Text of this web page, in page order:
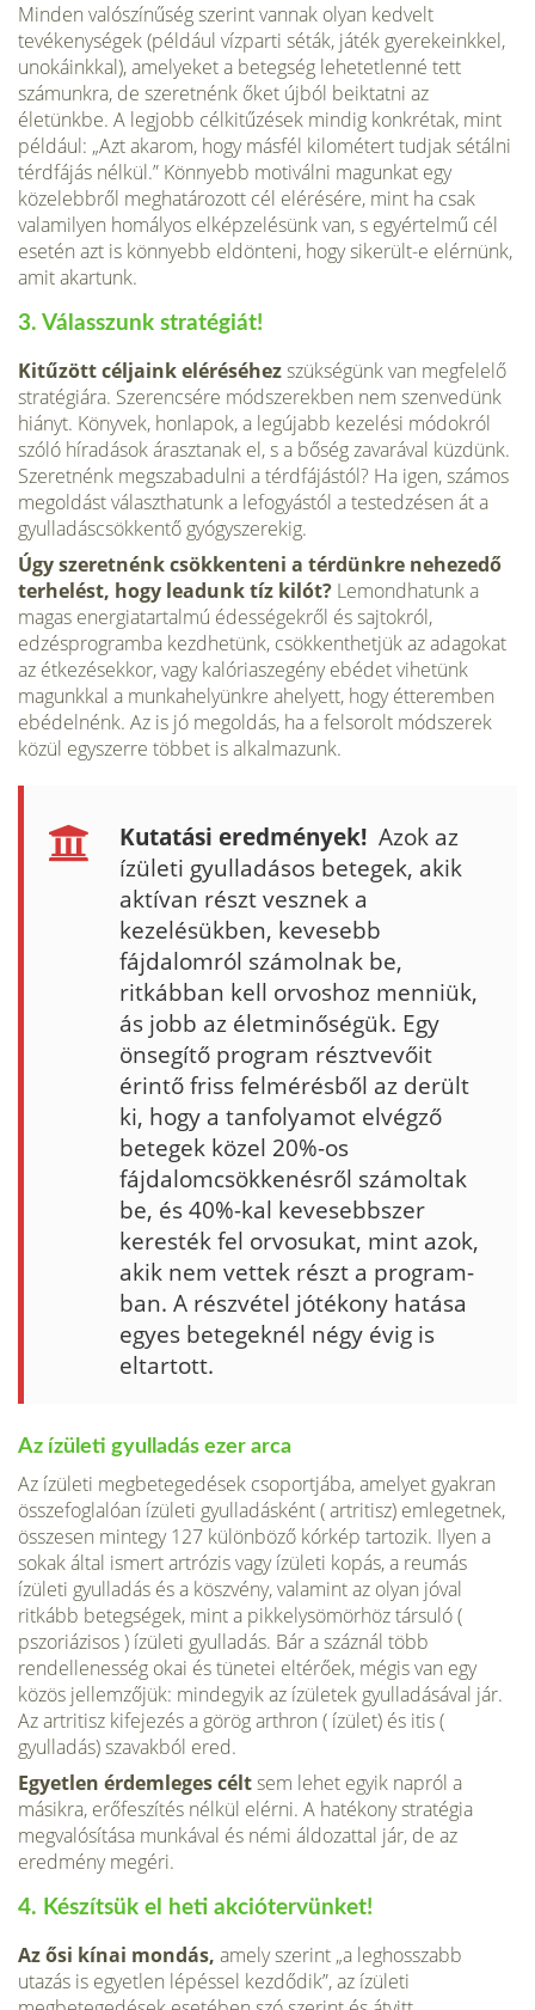
Minden valószínűség szerint vannak olyan kedvelt
tevékenysé­gek (például vízparti séták, játék gyerekeinkkel,
unokáinkkal), amelyeket a betegség lehetetlenné tett
számunkra, de szeret­nénk őket újból beiktatni az
életünkbe. A legjobb célkitűzések mindig konkrétak, mint
például: „Azt akarom, hogy másfél ki­lométert tudjak sétálni
térdfájás nélkül.” Könnyebb motiválni magunkat egy
közelebbről meghatározott cél elérésére, mint ha csak
valamilyen homályos elképzelésünk van, s egyértelmű cél
esetén azt is könnyebb eldönteni, hogy sikerült-e elérnünk,
amit akartunk.
3. Válasszunk stratégiát!
Kitűzött céljaink eléréséhezszükségünk van megfelelő
stratégi­ára. Szerencsére módszerekben nem szenvedünk
hiányt. Köny­vek, honlapok, a legújabb kezelési módokról
szóló híradások árasztanak el, s a bőség zavarával küzdünk.
Szeretnénk meg­szabadulni a térdfájástól? Ha igen, számos
megoldást választ­hatunk a lefogyástól a testedzésen át a
gyulladáscsökkentő gyógyszerekig.
Úgy szeretnénk csökkenteni a térdünkre nehe­zedő
terhelést, hogy leadunk tíz kilót? Lemondhatunk a
magas energiatartalmú édességekről és sajtokról,
edzésprogramba kezdhetünk, csökkenthetjük az adagokat
az étkezésekkor, vagy kalóriaszegény ebédet vihetünk
magunkkal a munkahelyünkre ahelyett, hogy étteremben
ebédelnénk. Az is jó megoldás, ha a felsorolt módszerek
közül egyszerre többet is alkalmazunk.
Kutatási eredmények! Azok az
ízületi gyulla­dásos betegek, akik
aktívan részt vesznek a
kezelésükben, kevesebb
fájdalomról számolnak be,
ritkábban kell orvoshoz menniük,
ás jobb az élet­minőségük. Egy
önsegítő program résztvevőit
érintő friss felmérésből az derült
ki, hogy a tanfolyamot elvégző
betegek közel 20%-os
fájdalomcsökke­nésről számoltak
be, és 40%-kal kevesebbszer
keresték fel orvosukat, mint azok,
akik nem vettek részt a program­
ban. A részvétel jótékony hatása
egyes betegeknél négy évig is
eltartott.
Az ízületi gyulladás ezer arca
Az ízületi megbetegedések csoportjába, amelyet gyakran
összefoglalóan ízületi gyulladásként ( artritisz) emlegetnek,
összesen mintegy 127 különböző kórkép tartozik. Ilyen a
sokak által ismert artrózis vagy ízületi kopás, a reumás
ízületi gyulladás és a köszvény, valamint az olyan jóval
ritkább betegségek, mint a pikkelysömörhöz társuló (
pszoriázisos ) ízületi gyulladás. Bár a száznál több
rendellenesség okai és tünetei eltérőek, mégis van egy
közös jellemzőjük: mindegyik az ízületek gyulladásával jár.
Az artritisz kifejezés a görög arthron ( ízület) és itis (
gyulladás) szavakból ered.
Egyetlen érdemleges céltsem lehet egyik napról a
másikra, erőfeszítés nélkül elérni. A hatékony stratégia
megvalósítása munkával és némi áldozattal jár, de az
eredmény megéri.
4. Készítsük el heti akciótervünket!
Az ősi kínai mondás, amely szerint „a leghosszabb
utazás is egyetlen lépéssel kezdődik”, az ízületi